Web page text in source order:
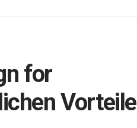
for
Vorteile